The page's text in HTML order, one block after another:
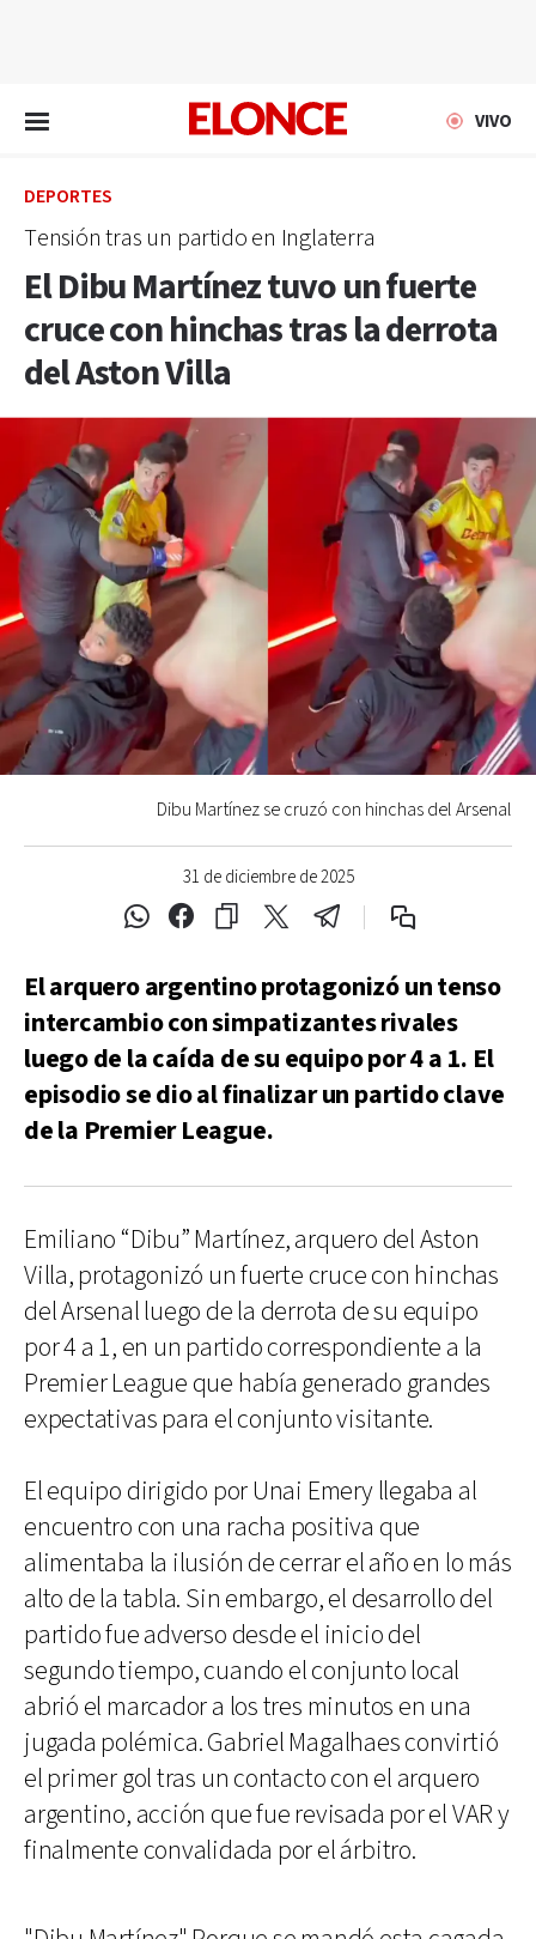
VIVO
DEPORTES
Tensión tras un partido en Inglaterra
El Dibu Martínez tuvo un fuerte
cruce con hinchas tras la derrota
del Aston Villa
31 de diciembre de 2025
Dibu Martínez se cruzó con hinchas del Arsenal
El arquero argentino protagonizó un tenso
intercambio con simpatizantes rivales
luego de la caída de su equipo por 4 a 1. El
episodio se dio al finalizar un partido clave
de la Premier League.
Emiliano “Dibu” Martínez, arquero del Aston
Villa, protagonizó un fuerte cruce con hinchas
del Arsenal luego de la derrota de su equipo
por 4 a 1, en un partido correspondiente a la
Premier League que había generado grandes
expectativas para el conjunto visitante.
El equipo dirigido por Unai Emery llegaba al
encuentro con una racha positiva que
alimentaba la ilusión de cerrar el año en lo más
alto de la tabla. Sin embargo, el desarrollo del
partido fue adverso desde el inicio del
segundo tiempo, cuando el conjunto local
abrió el marcador a los tres minutos en una
jugada polémica. Gabriel Magalhaes convirtió
el primer gol tras un contacto con el arquero
argentino, acción que fue revisada por el VAR y
finalmente convalidada por el árbitro.